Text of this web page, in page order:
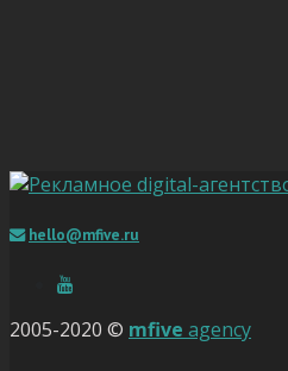
hello@mfive.ru
2005-2020 © mfive agency